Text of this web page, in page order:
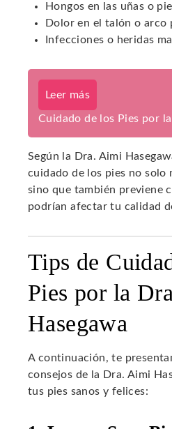
Hongos en las uñas o
Dolor en el talón o arco
Infecciones o heridas
Leer más
Cuidado de los Pies por
Según la Dra. Aimi
cuidado de los pies no solo
sino que también previene
podrían afectar tu calidad
Tips de
Pies por la
Hasegawa
A continuación, te
consejos de la Dra. Aimi
tus pies sanos y felices: